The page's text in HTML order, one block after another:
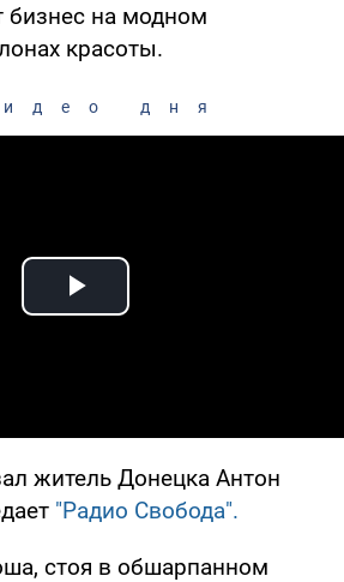
бизнес на модном
красоты.
дня
Play Video
житель Донецка Антон
"Радио Свобода".
стоя в обшарпанном